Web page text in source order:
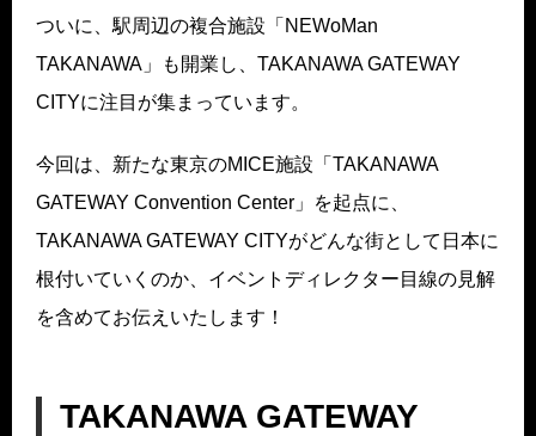
ついに、駅周辺の複合施設「NEWoMan
TAKANAWA」も開業し、TAKANAWA GATEWAY
CITYに注目が集まっています。
今回は、新たな東京のMICE施設「TAKANAWA
GATEWAY Convention Center」を起点に、
TAKANAWA GATEWAY CITYがどんな街として日本に
根付いていくのか、イベントディレクター目線の見解
を含めてお伝えいたします！
TAKANAWA GATEWAY